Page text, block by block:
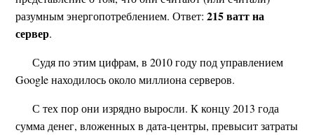
разумным энергопотреблением. Ответ:215 ватт на
сервер.
Судя по этим цифрам, в 2010 году под управлением
Google находилось около миллиона серверов.
С тех пор они изрядно выросли. К концу 2013 года
сумма денег, вложенных в дата-центры, превысит затраты